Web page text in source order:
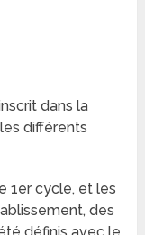
dans la
différents
1er cycle, et les
des